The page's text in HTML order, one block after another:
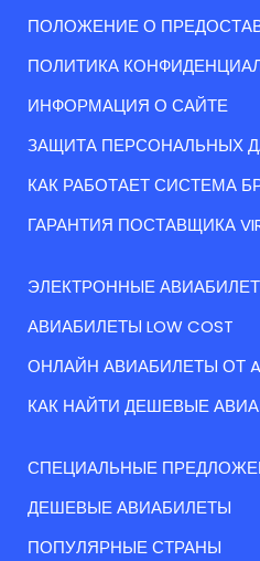
ПОЛОЖЕНИЕ О
ПОЛИТИКА
ИНФОРМАЦИЯ О САЙТЕ
ЗАЩИТА ПЕРСОНАЛЬНЫХ
КАК РАБОТАЕТ СИСТЕМА
ГАРАНТИЯ ПОСТАВЩИКА
ЭЛЕКТРОННЫЕ
АВИАБИЛЕТЫ LOW COST
ОНЛАЙН АВИАБИЛЕТЫ ОТ
КАК НАЙТИ ДЕШЕВЫЕ
СПЕЦИАЛЬНЫЕ
ДЕШЕВЫЕ АВИАБИЛЕТЫ
ПОПУЛЯРНЫЕ СТРАНЫ